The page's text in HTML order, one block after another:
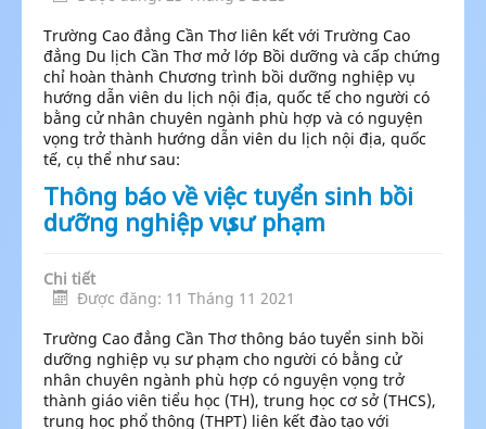
Trường Cao đẳng Cần Thơ liên kết với Trường Cao
đẳng Du lịch Cần Thơ mở lớp Bồi dưỡng và cấp chứng
chỉ hoàn thành Chương trình bồi dưỡng nghiệp vụ
hướng dẫn viên du lịch nội địa, quốc tế cho người có
bằng cử nhân chuyên ngành phù hợp và có nguyện
vọng trở thành hướng dẫn viên du lịch nội địa, quốc
tế, cụ thể như sau:
Thông báo về việc tuyển sinh bồi
dưỡng nghiệp vụ sư phạm
Chi tiết
Được đăng: 11 Tháng 11 2021
Trường Cao đẳng Cần Thơ thông báo tuyển sinh bồi
dưỡng nghiệp vụ sư phạm cho người có bằng cử
nhân chuyên ngành phù hợp có nguyện vọng trở
thành giáo viên tiểu học (TH), trung học cơ sở (THCS),
trung học phổ thông (THPT) liên kết đào tạo với